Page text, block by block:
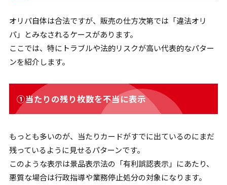
オリパ自体は合法ですが、販売の仕方次第では「違法オリ
パ」とみなされるケースがあります。
ここでは、特にトラブルや法的リスクが高い代表的なパター
ンを紹介します。
①当たりの残り枚数を不当に表示
もっとも多いのが、当たりカードがすでに出ているのにまだ
残っているように見せるパターンです。
このような表示は景品表示法の「有利誤認表示」にあたり、
悪質な場合は行政指導や業務停止処分の対象になります。